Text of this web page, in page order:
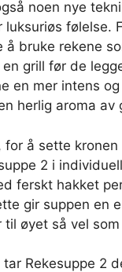
noen nye
luksuriøs følelse.
å bruke rekene
grill før de
en mer intens
herlig aroma av
for å sette kronen
2 i
ferskt hakket
gir suppen en
til øyet så vel
Rekesuppe 2